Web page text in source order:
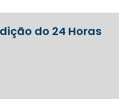
do 24 Horas